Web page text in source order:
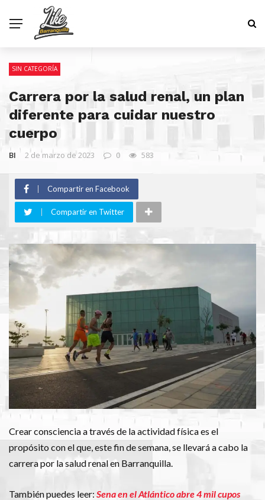
SIN CATEGORÍA
Carrera por la salud renal, un plan
diferente para cuidar nuestro
cuerpo
BI 2 de marzo de 2023 0 583
Compartir en Facebook
Compartir en Twitter
Crear consciencia a través de la actividad física es el
propósito con el que, este fin de semana, se llevará a cabo la
carrera por la salud renal en Barranquilla.
También puedes leer: Sena en el Atlántico abre 4 mil cupos